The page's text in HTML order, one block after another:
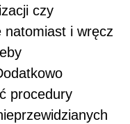
czy
natomiast i wręcz
procedury